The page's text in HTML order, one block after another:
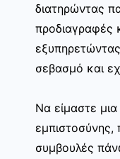
διατηρώντας
προδιαγραφές
σεβασμό και
Να είμαστε
εμπιστοσύνης,
συμβουλές